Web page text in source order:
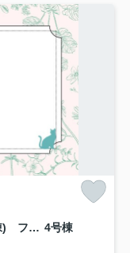
【新築】高崎市上中居町 ４号棟(全４棟) フェリディアガーデン 新築建売分譲 4号棟